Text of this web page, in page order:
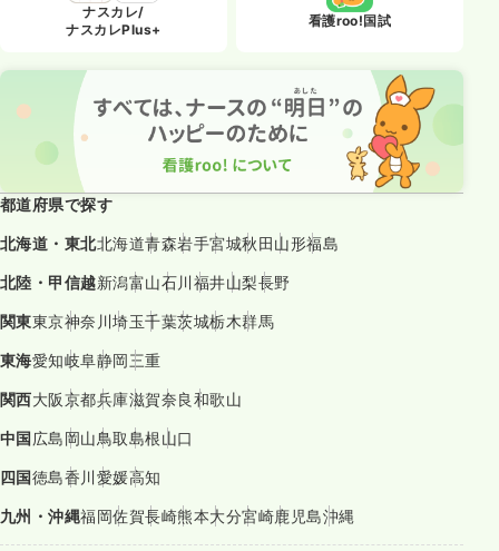
ナスカレ/
ナスカレPlus+
看護roo!国試
都道府県で探す
北海道・東北北海道青森岩手宮城秋田山形福島
北陸・甲信越新潟富山石川福井山梨長野
関東東京神奈川埼玉千葉茨城栃木群馬
東海愛知岐阜静岡三重
関西大阪京都兵庫滋賀奈良和歌山
中国広島岡山鳥取島根山口
四国徳島香川愛媛高知
九州・沖縄福岡佐賀長崎熊本大分宮崎鹿児島沖縄